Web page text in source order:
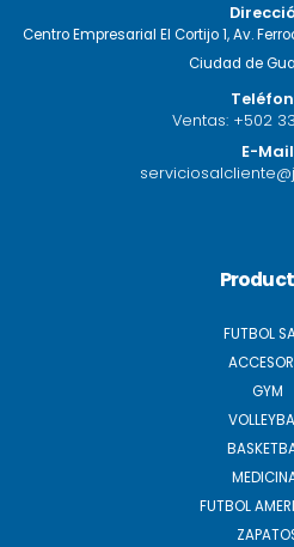
Centro Empresarial El Cortijo 1, Av.
Ciudad de
Ventas: +502
E-Mail
FUTBOL
GYM
FUTBOL